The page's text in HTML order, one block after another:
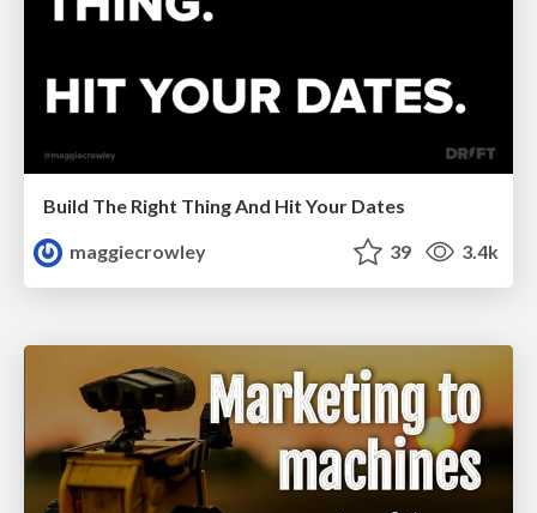
Build The Right Thing And Hit Your Dates
maggiecrowley
39 3.4k